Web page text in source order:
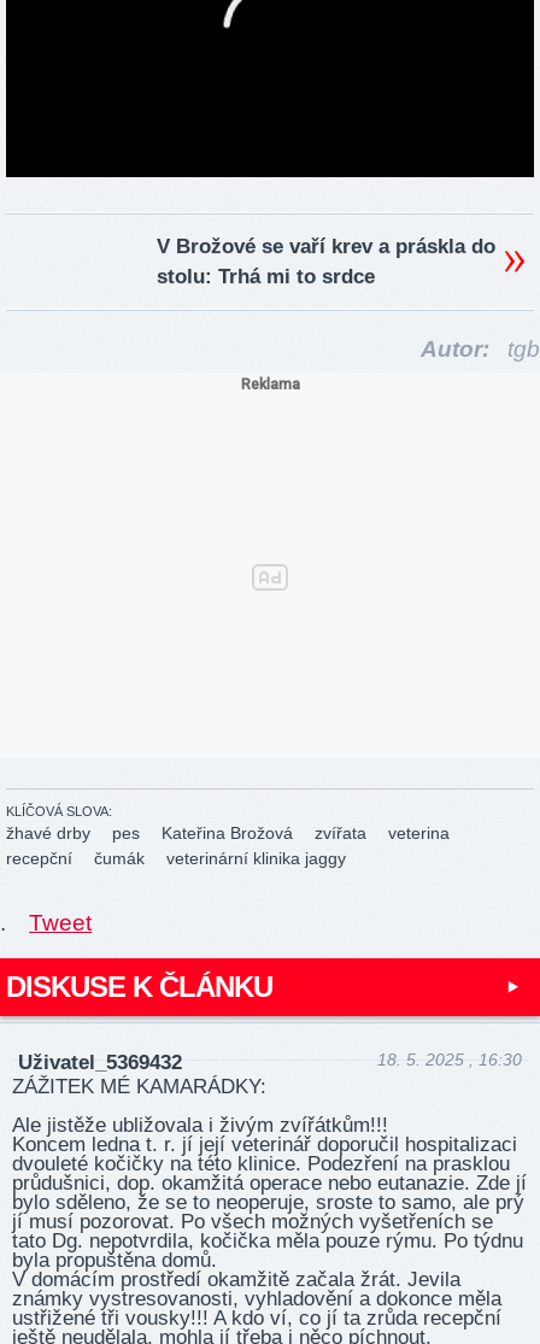
V Brožové se vaří krev a práskla do
stolu: Trhá mi to srdce
Autor: tgb
KLÍČOVÁ SLOVA:
žhavé drby pes Kateřina Brožová zvířata
veterina
recepční
čumák veterinární klinika jaggy
. Tweet
DISKUSE K ČLÁNKU
Uživatel_5369432 18. 5. 2025 , 16:30
ZÁŽITEK MÉ KAMARÁDKY:
Ale jistěže ubližovala i živým zvířátkům!!!
Koncem ledna t. r. jí její veterinář doporučil hospitalizaci
dvouleté kočičky na této klinice. Podezření na prasklou
průdušnici, dop. okamžitá operace nebo eutanazie. Zde jí
bylo sděleno, že se to neoperuje, sroste to samo, ale prý
jí musí pozorovat. Po všech možných vyšetřeních se
tato Dg. nepotvrdila, kočička měla pouze rýmu. Po týdnu
byla propuštěna domů.
V domácím prostředí okamžitě začala žrát. Jevila
známky vystresovanosti, vyhladovění a dokonce měla
ustřižené tři vousky!!! A kdo ví, co jí ta zrůda recepční
ještě neudělala, mohla jí třeba i něco píchnout.